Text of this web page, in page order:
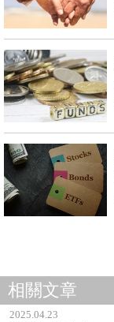
相關文章
2025.04.23